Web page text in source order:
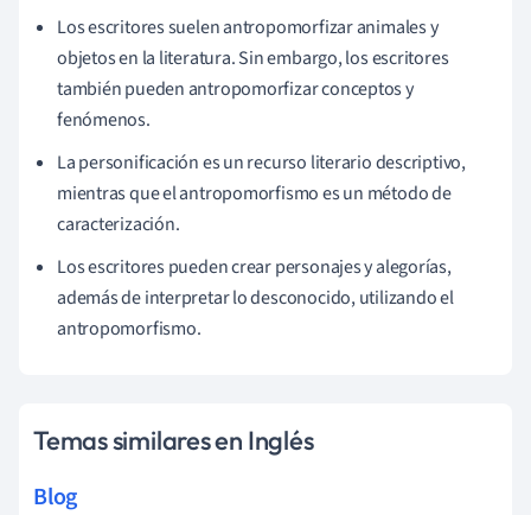
Los escritores suelen antropomorfizar animales y
objetos en la literatura. Sin embargo, los escritores
también pueden antropomorfizar conceptos y
fenómenos.
La personificación es un recurso literario descriptivo,
mientras que el antropomorfismo es un método de
caracterización.
Los escritores pueden crear personajes y alegorías,
además de interpretar lo desconocido, utilizando el
antropomorfismo.
Temas similares en Inglés
Blog